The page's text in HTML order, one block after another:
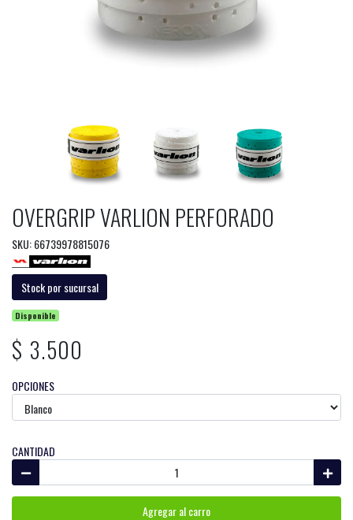
OVERGRIP VARLION PERFORADO
SKU: 66739978815076
Stock por sucursal
Disponible
$ 3.500
OPCIONES
CANTIDAD
Agregar al carro